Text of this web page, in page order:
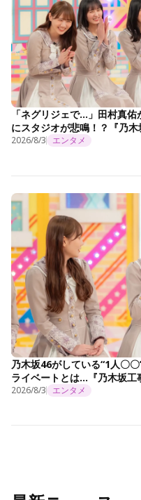
「ネグリジェで…」田村真
にスタジオが悲鳴！？『乃
2026/8/3 エンタメ
乃木坂46がしている“1人〇
ライベートとは…『乃木坂
2026/8/3 エンタメ